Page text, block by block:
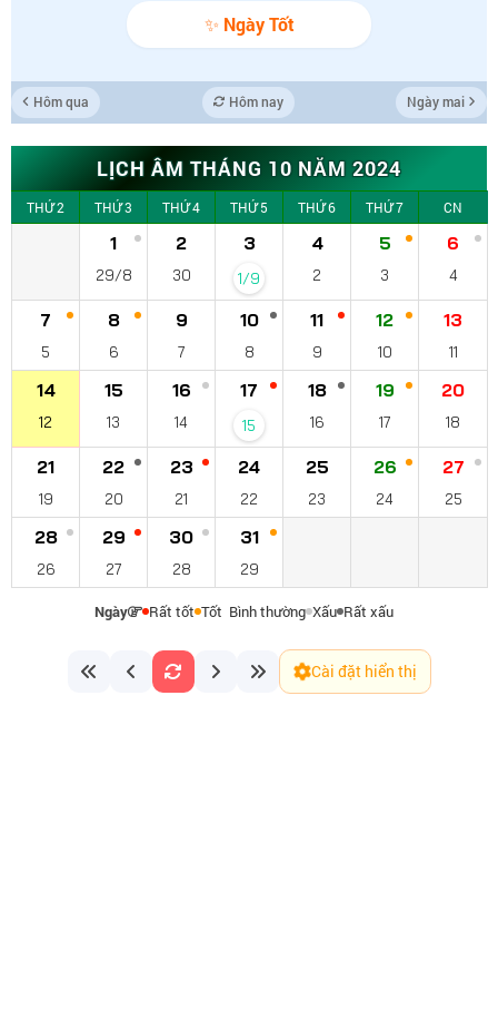
✨ Ngày Tốt
Hôm qua Hôm nay Ngày mai
LỊCH ÂM THÁNG 10 NĂM 2024
THỨ 2 THỨ 3 THỨ 4 THỨ 5 THỨ 6 THỨ 7 CN
1
29/8
2
30
3
1/9
4
2
5
3
6
4
7
5
8
6
9
7
10
8
11
9
12
10
13
11
14
12
15
13
16
14
17
15
18
16
19
17
20
18
21
19
22
20
23
21
24
22
25
23
26
24
27
25
28
26
29
27
30
28
31
29
Ngày Rất tốt Tốt Bình thường Xấu Rất xấu
Cài đặt hiển thị